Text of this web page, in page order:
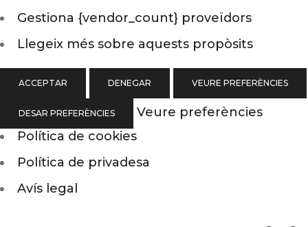
Gestiona {vendor_count} proveïdors
Llegeix més sobre aquests propòsits
ACCEPTAR DENEGAR VEURE PREFERÈNCIES
DESAR PREFERÈNCIES
Veure preferències
Política de cookies
Política de privadesa
Avís legal